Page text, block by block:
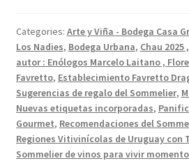
Chau
2025.
Un
Pan
dulce
artesanal
en
un
Categories: Arte y Viña - Bodega Casa
Los Nadies, Bodega Urbana, Chau 2025
autor : Enólogos Marcelo Laitano ,
Favretto, Establecimiento Favretto
Sugerencias de regalo del Sommelier,
Nuevas etiquetas incorporadas,
Gourmet, Recomendaciones del
Regiones Vitivinícolas de Uruguay con
Sommelier de vinos para vivir